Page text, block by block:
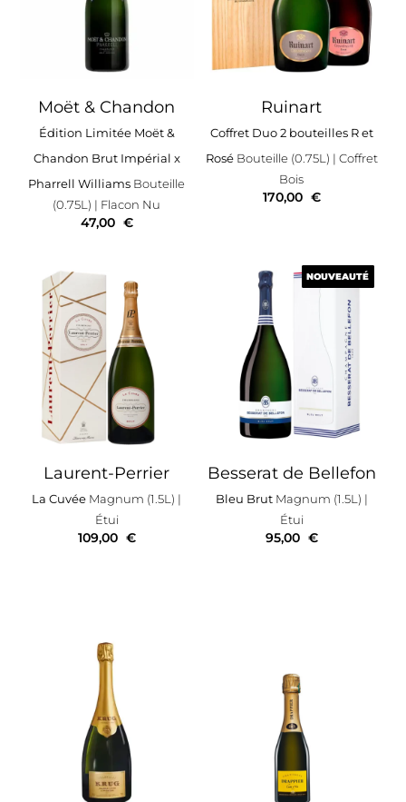
Moët & Chandon
Édition Limitée Moët &
Chandon Brut Impérial x
Pharrell Williams Bouteille
(0.75L) | Flacon Nu
47,00 €
Ruinart
Coffret Duo 2 bouteilles R et
RoséBouteille (0.75L) | Coffret
Bois
170,00 €
Laurent-Perrier
La Cuvée Magnum (1.5L) |
Étui
109,00 €
NOUVEAUTÉ
Besserat de Bellefon
Bleu BrutMagnum (1.5L) |
Étui
NOUVEAUTÉ
95,00 €